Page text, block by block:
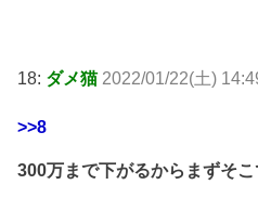
18: ダメ猫 2022/01/22(土)
>>8
300万まで下がるからまずそ